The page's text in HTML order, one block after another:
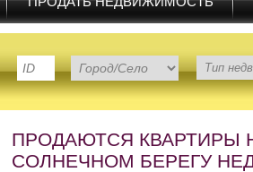
ПРОДАЮТСЯ КВАРТИРЫ
СОЛНЕЧНОМ БЕРЕГУ